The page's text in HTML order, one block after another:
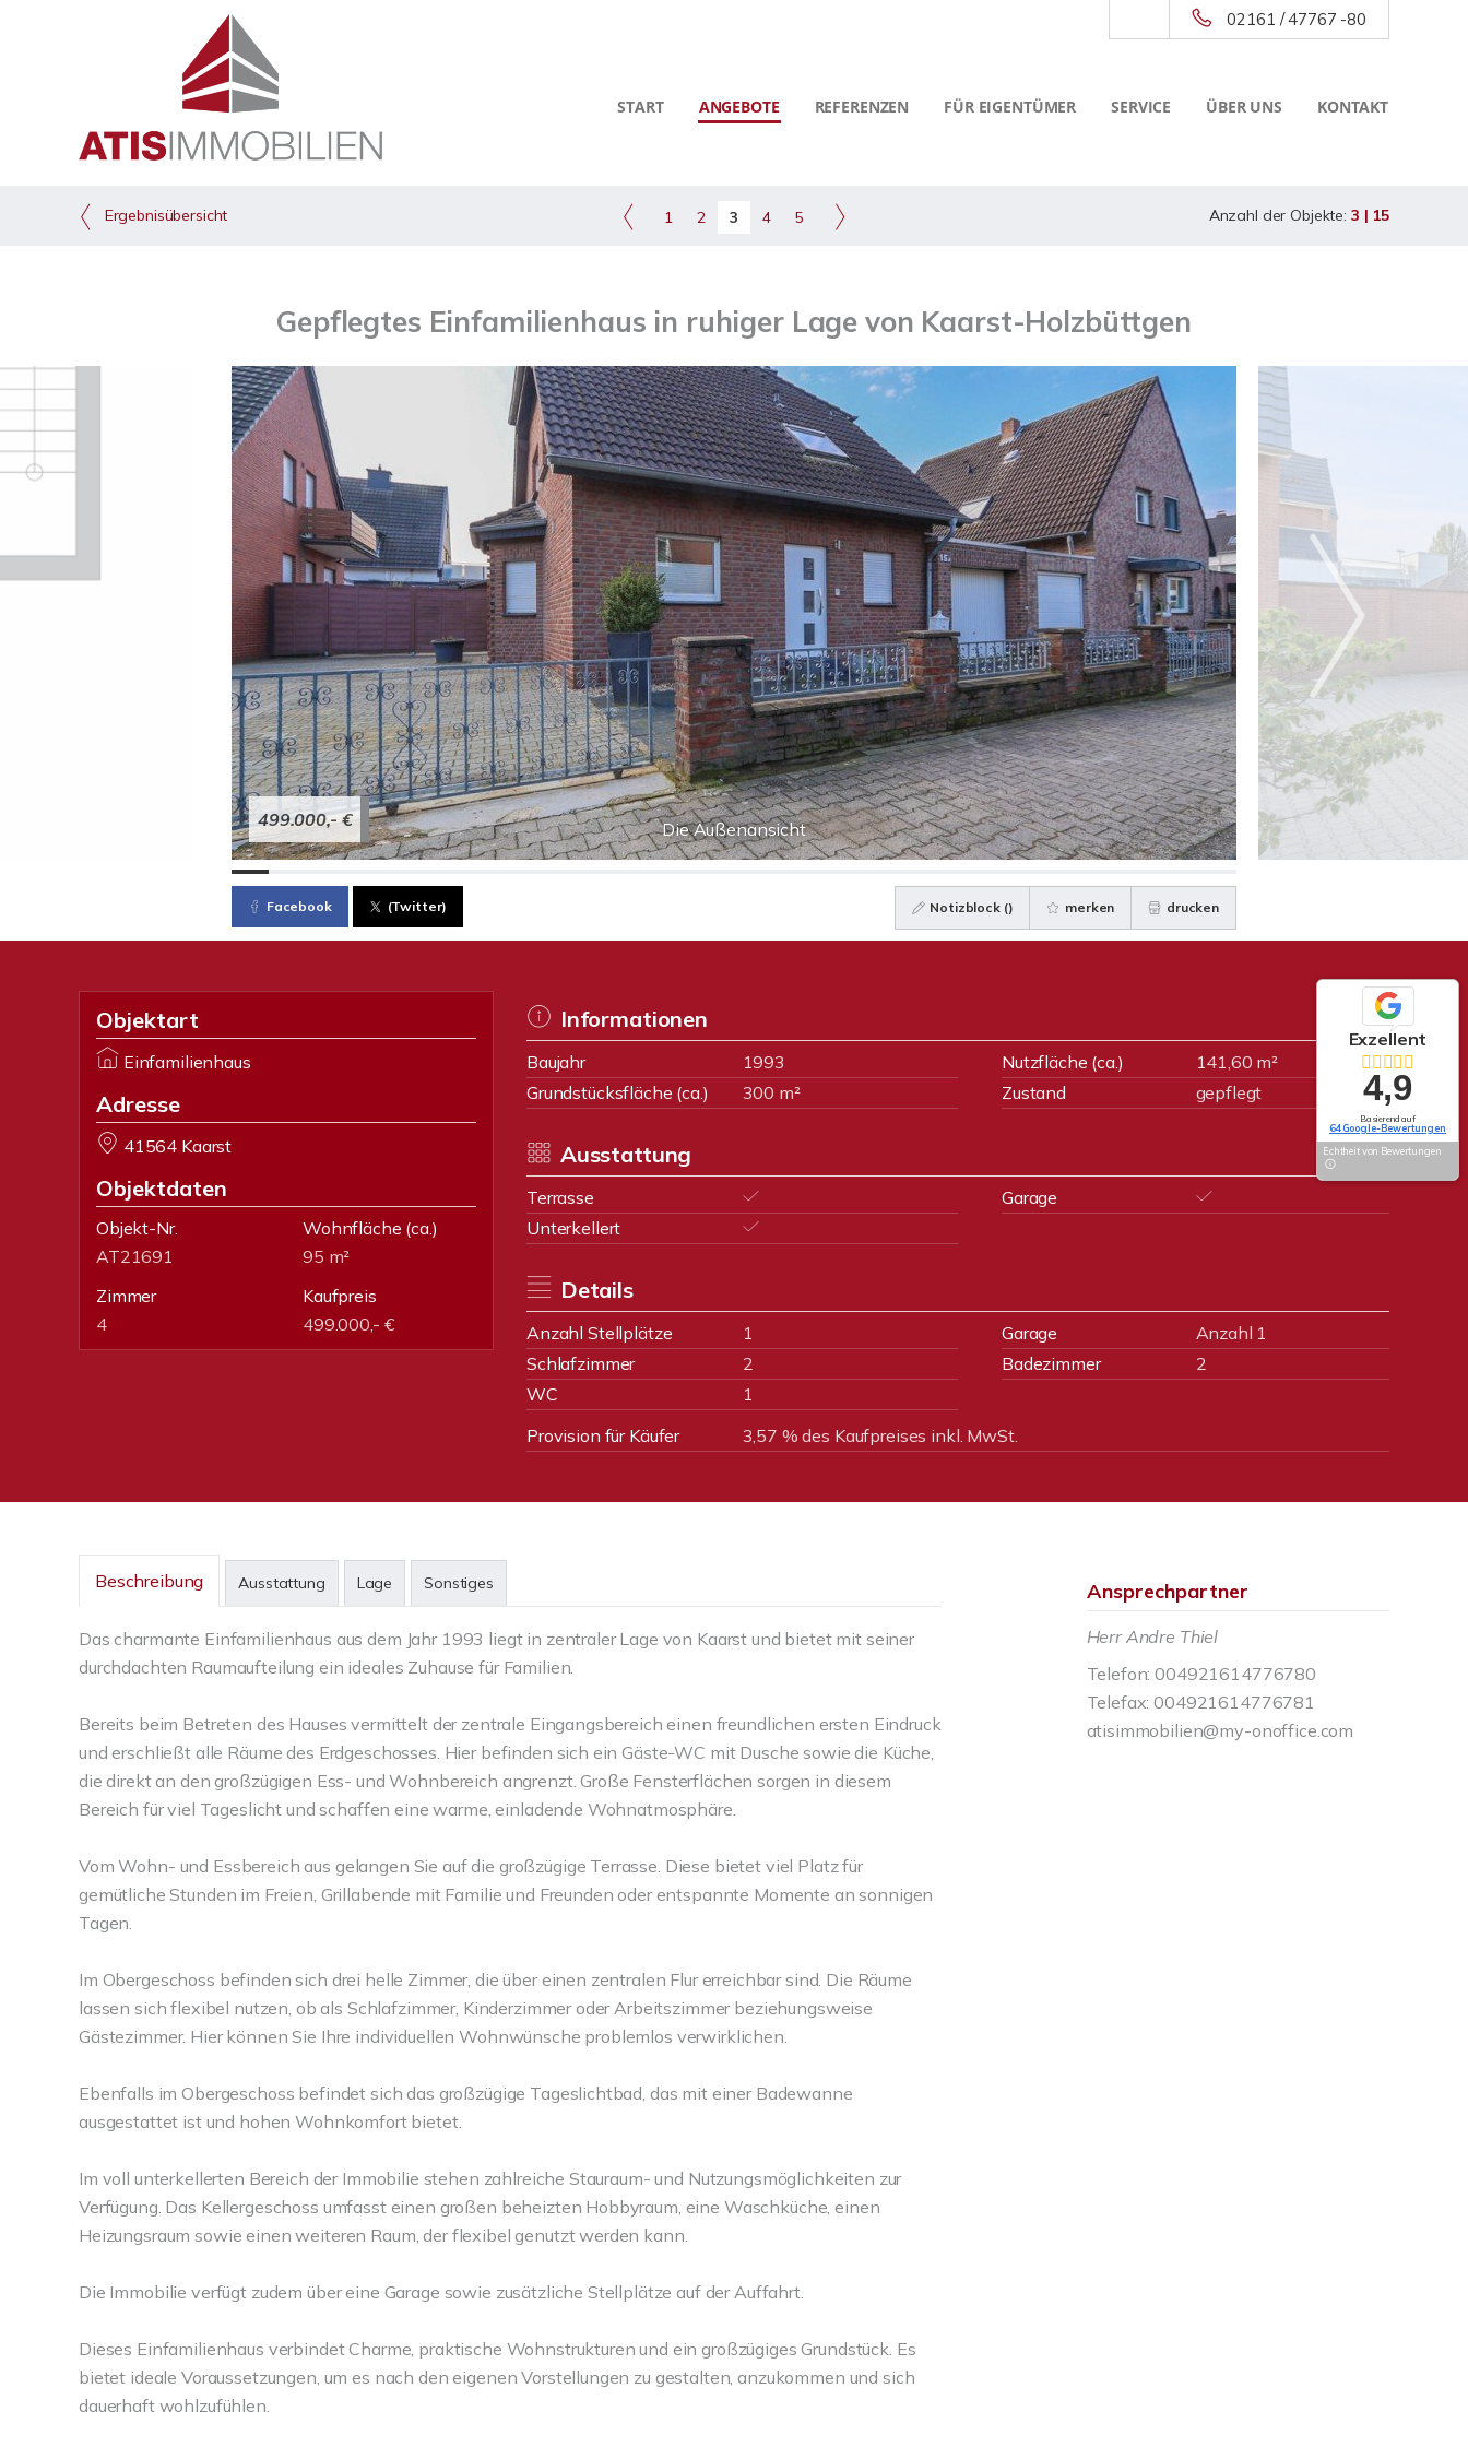
02161 / 47767 -80
START ANGEBOTE REFERENZEN FÜR EIGENTÜMER SERVICE ÜBER UNS KONTAKT
Ergebnisübersicht 1 2 3 4 5 Anzahl der Objekte: 3 | 15
Gepflegtes Einfamilienhaus in ruhiger Lage von Kaarst-Holzbüttgen
Die Außenansicht
499.000,- €
Facebook (Twitter) Notizblock () merken drucken
Objektart
Einfamilienhaus
Adresse
41564 Kaarst
Objektdaten
Objekt-Nr.
AT21691
Wohnfläche (ca.)
95 m²
Zimmer
4
Kaufpreis
499.000,- €
Informationen
Baujahr 1993 Nutzfläche (ca.)
141,60 m²
Grundstücksfläche (ca.)
300 m² Zustand gepflegt
Ausstattung
Terrasse
Garage
Unterkellert
Details
Anzahl Stellplätze 1 Garage
Anzahl 1
Schlafzimmer
2 Badezimmer
2
WC
1
Provision für Käufer
3,57 % des Kaufpreises inkl. MwSt.
Beschreibung Ausstattung Lage Sonstiges
Das charmante Einfamilienhaus aus dem Jahr 1993 liegt in zentraler Lage von Kaarst und bietet mit seiner
durchdachten Raumaufteilung ein ideales Zuhause für Familien.
Bereits beim Betreten des Hauses vermittelt der zentrale Eingangsbereich einen freundlichen ersten Eindruck
und erschließt alle Räume des Erdgeschosses. Hier befinden sich ein Gäste-WC mit Dusche sowie die Küche,
die direkt an den großzügigen Ess- und Wohnbereich angrenzt. Große Fensterflächen sorgen in diesem
Bereich für viel Tageslicht und schaffen eine warme, einladende Wohnatmosphäre.
Vom Wohn- und Essbereich aus gelangen Sie auf die großzügige Terrasse. Diese bietet viel Platz für
gemütliche Stunden im Freien, Grillabende mit Familie und Freunden oder entspannte Momente an sonnigen
Tagen.
Im Obergeschoss befinden sich drei helle Zimmer, die über einen zentralen Flur erreichbar sind. Die Räume
lassen sich flexibel nutzen, ob als Schlafzimmer, Kinderzimmer oder Arbeitszimmer beziehungsweise
Gästezimmer. Hier können Sie Ihre individuellen Wohnwünsche problemlos verwirklichen.
Ebenfalls im Obergeschoss befindet sich das großzügige Tageslichtbad, das mit einer Badewanne
ausgestattet ist und hohen Wohnkomfort bietet.
Im voll unterkellerten Bereich der Immobilie stehen zahlreiche Stauraum- und Nutzungsmöglichkeiten zur
Verfügung. Das Kellergeschoss umfasst einen großen beheizten Hobbyraum, eine Waschküche, einen
Heizungsraum sowie einen weiteren Raum, der flexibel genutzt werden kann.
Die Immobilie verfügt zudem über eine Garage sowie zusätzliche Stellplätze auf der Auffahrt.
Dieses Einfamilienhaus verbindet Charme, praktische Wohnstrukturen und ein großzügiges Grundstück. Es
bietet ideale Voraussetzungen, um es nach den eigenen Vorstellungen zu gestalten, anzukommen und sich
dauerhaft wohlzufühlen.
Ansprechpartner
Herr Andre Thiel
Telefon: 004921614776780
Telefax: 004921614776781
atisimmobilien@my-onoffice.com
Exzellent
4,9
Basierend auf
64 Google-Bewertungen
Echtheit von Bewertungen